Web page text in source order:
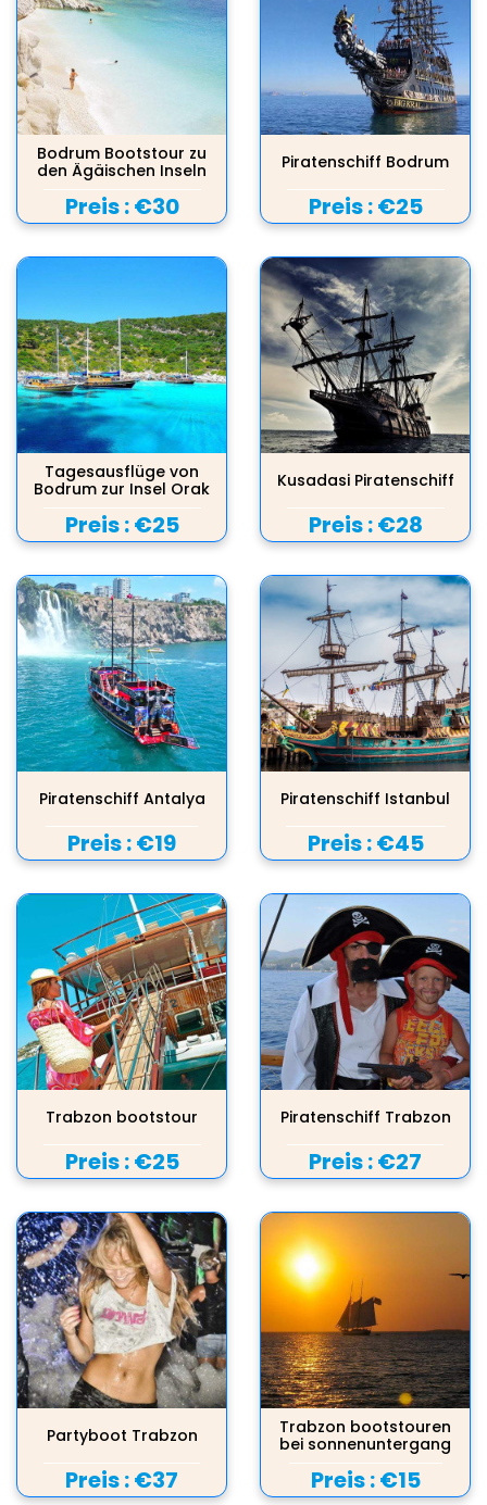
Bodrum Bootstour zu
den Ägäischen Inseln
Preis :€30
Piratenschiff Bodrum
Preis :€25
Tagesausflüge von
Bodrum zur Insel Orak
Preis :€25
Kusadasi Piratenschiff
Preis :€28
Piratenschiff Antalya
Preis :€19
Piratenschiff Istanbul
Preis :€45
Trabzon bootstour
Preis :€25
Piratenschiff Trabzon
Preis :€27
Partyboot Trabzon
Preis :€37
Trabzon bootstouren
bei sonnenuntergang
Preis :€15